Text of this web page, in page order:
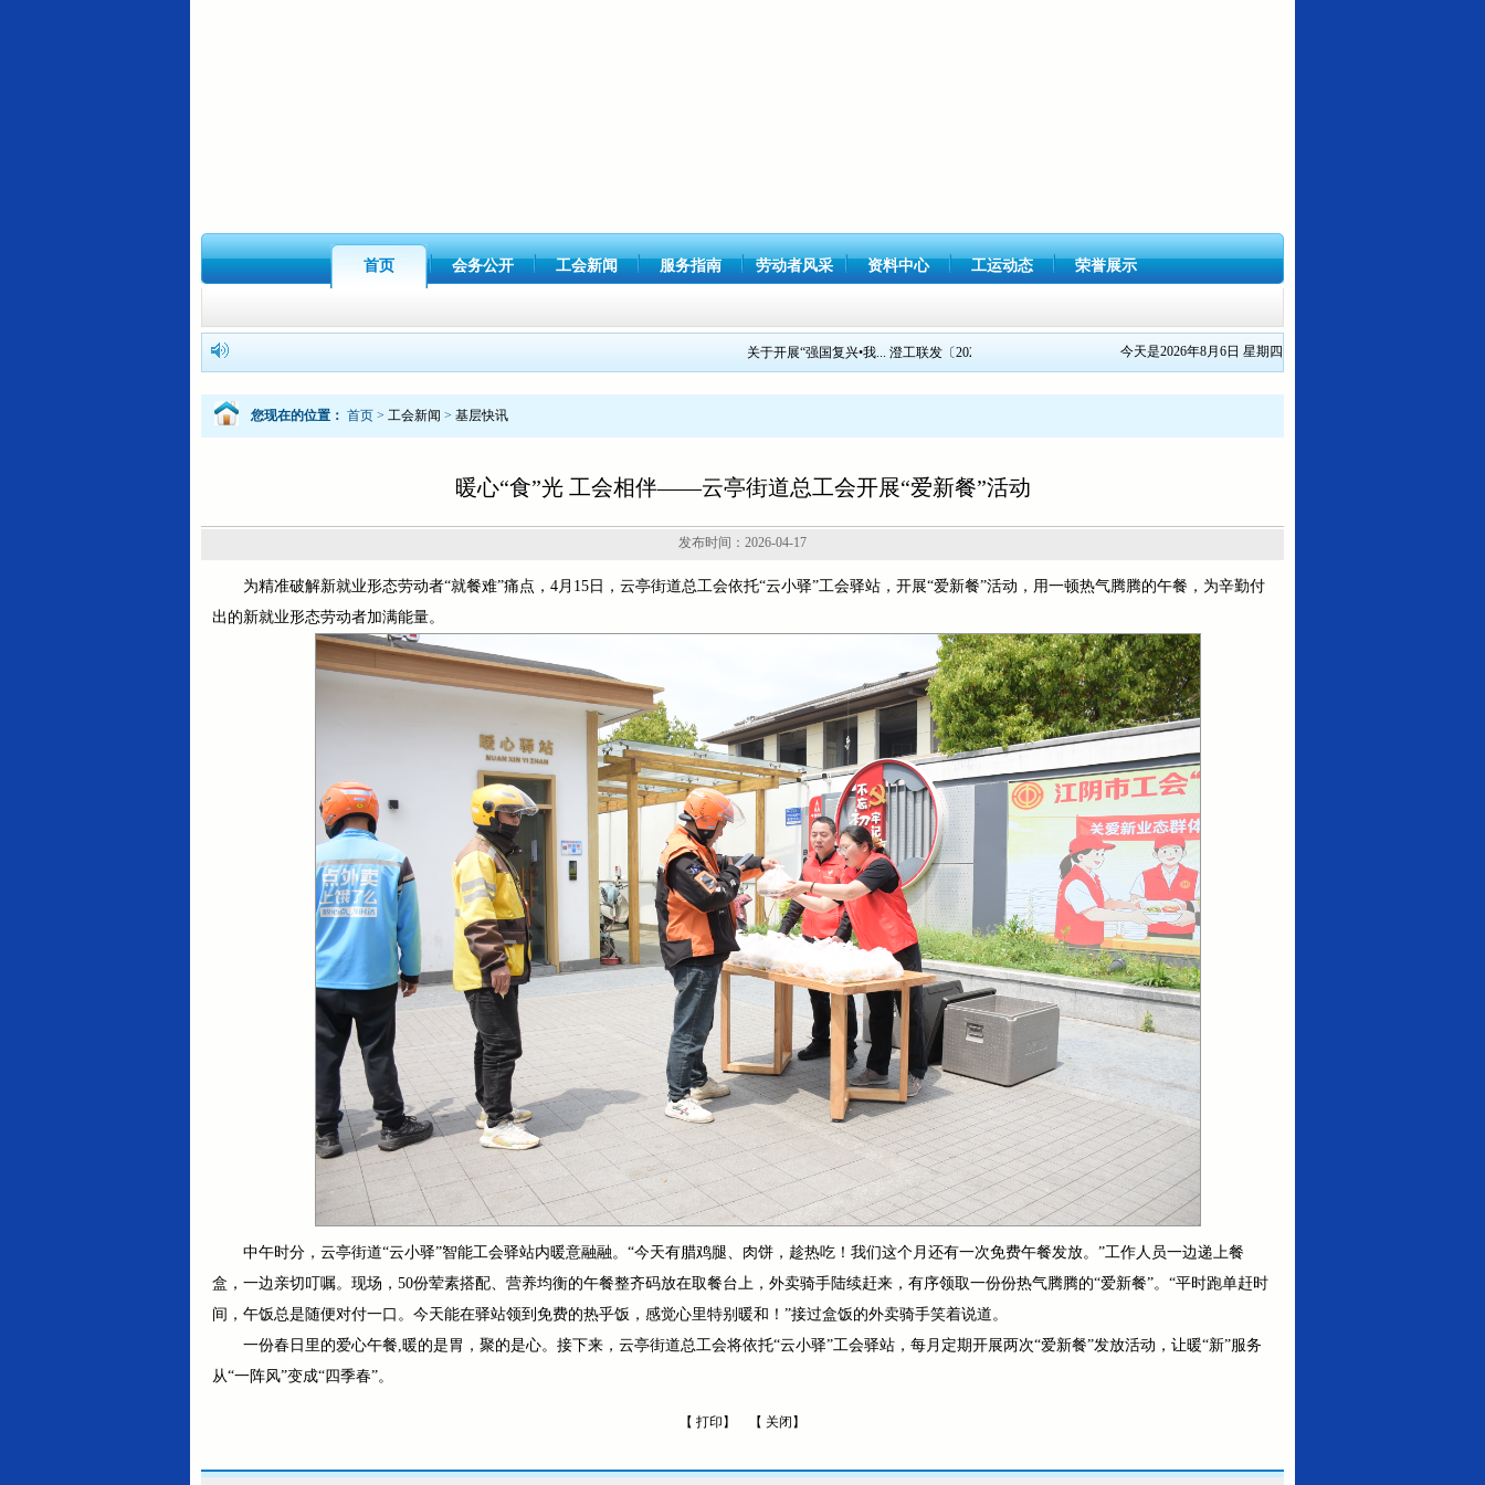
首页 会务公开 工会新闻 服务指南 劳动者风采 资料中心 工运动态 荣誉展示
关于开展“强国复兴•我... 澄工联发〔2021〕1号关... 今天是2026年8月6日 星期四
您现在的位置： 首页 > 工会新闻 > 基层快讯
暖心“食”光 工会相伴——云亭街道总工会开展“爱新餐”活动
发布时间：2026-04-17
为精准破解新就业形态劳动者“就餐难”痛点，4月15日，云亭街道总工会依托“云小驿”工会驿站，开展“爱新餐”活动，用一顿热气腾腾的午餐，为辛勤付
出的新就业形态劳动者加满能量。
中午时分，云亭街道“云小驿”智能工会驿站内暖意融融。“今天有腊鸡腿、肉饼，趁热吃！我们这个月还有一次免费午餐发放。”工作人员一边递上餐
盒，一边亲切叮嘱。现场，50份荤素搭配、营养均衡的午餐整齐码放在取餐台上，外卖骑手陆续赶来，有序领取一份份热气腾腾的“爱新餐”。“平时跑单赶时
间，午饭总是随便对付一口。今天能在驿站领到免费的热乎饭，感觉心里特别暖和！”接过盒饭的外卖骑手笑着说道。
一份春日里的爱心午餐,暖的是胃，聚的是心。接下来，云亭街道总工会将依托“云小驿”工会驿站，每月定期开展两次“爱新餐”发放活动，让暖“新”服务
从“一阵风”变成“四季春”。
【 打印 】 【 关闭 】